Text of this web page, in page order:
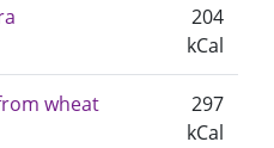
204
kCal
wheat
297
kCal